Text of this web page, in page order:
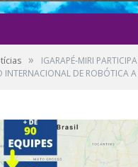
»
IGARAPÉ-MIRI
INTERNACIONAL DE ROBÓTICA